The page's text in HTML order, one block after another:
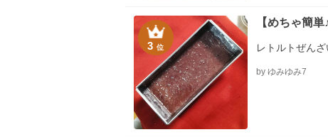
3位
【めちゃ簡
レトルトぜん
by ゆみゆみ7